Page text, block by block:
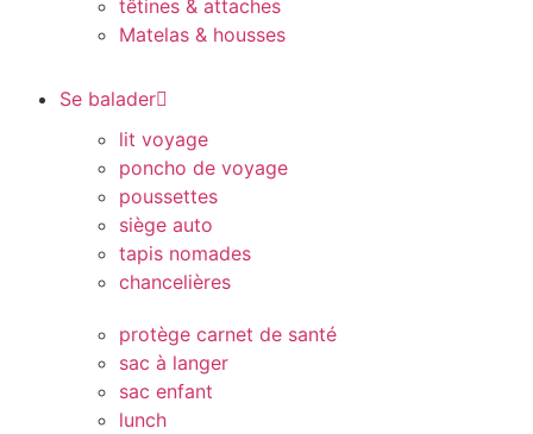
têtines & attaches
Matelas & housses
Se balader
lit voyage
poncho de voyage
poussettes
siège auto
tapis nomades
chancelières
protège carnet de santé
sac à langer
sac enfant
lunch